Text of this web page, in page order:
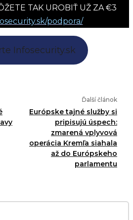
TAK UROBIŤ UŽ ZA €3
podpora/
Infosecurity.sk
Ďalší článok
Európske tajné služby si
pripisujú úspech:
zmarená vplyvová
operácia Kremľa siahala
až do Európskeho
parlamentu